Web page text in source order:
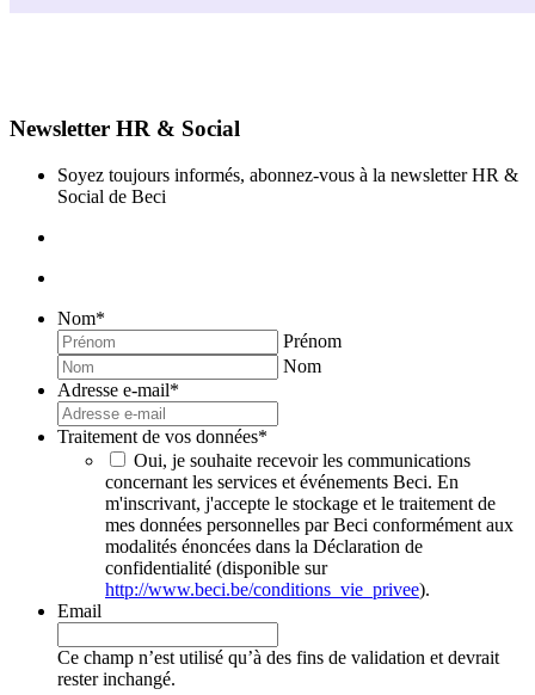
Newsletter HR & Social
Soyez toujours informés, abonnez-vous à la newsletter HR &
Social de Beci
Nom*
Prénom
Nom
Adresse e-mail*
Traitement de vos données*
Oui, je souhaite recevoir les communications
concernant les services et événements Beci. En
m'inscrivant, j'accepte le stockage et le traitement de
mes données personnelles par Beci conformément aux
modalités énoncées dans la Déclaration de
confidentialité (disponible sur
http://www.beci.be/conditions_vie_privee).
Email
Ce champ n’est utilisé qu’à des fins de validation et devrait
rester inchangé.